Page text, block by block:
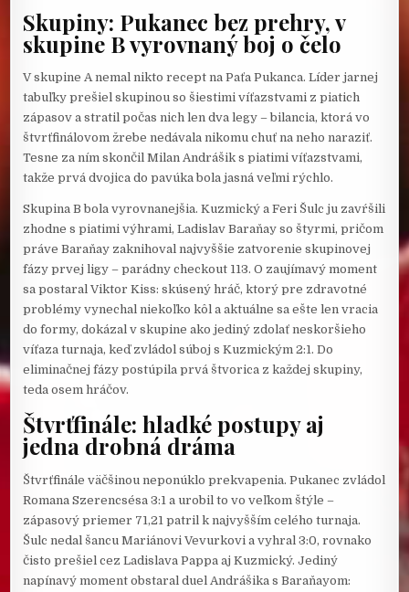
Skupiny: Pukanec bez prehry, v
skupine B vyrovnaný boj o čelo
V skupine A nemal nikto recept na Paťa Pukanca. Líder jarnej
tabuľky prešiel skupinou so šiestimi víťazstvami z piatich
zápasov a stratil počas nich len dva legy – bilancia, ktorá vo
štvrťfinálovom žrebe nedávala nikomu chuť na neho naraziť.
Tesne za ním skončil Milan Andrášik s piatimi víťazstvami,
takže prvá dvojica do pavúka bola jasná veľmi rýchlo.
Skupina B bola vyrovnanejšia. Kuzmický a Feri Šulc ju zavŕšili
zhodne s piatimi výhrami, Ladislav Baraňay so štyrmi, pričom
práve Baraňay zaknihoval najvyššie zatvorenie skupinovej
fázy prvej ligy – parádny checkout 113. O zaujímavý moment
sa postaral Viktor Kiss: skúsený hráč, ktorý pre zdravotné
problémy vynechal niekoľko kôl a aktuálne sa ešte len vracia
do formy, dokázal v skupine ako jediný zdolať neskoršieho
víťaza turnaja, keď zvládol súboj s Kuzmickým 2:1. Do
eliminačnej fázy postúpila prvá štvorica z každej skupiny,
teda osem hráčov.
Štvrťfinále: hladké postupy aj
jedna drobná dráma
Štvrťfinále väčšinou neponúklo prekvapenia. Pukanec zvládol
Romana Szerencsésa 3:1 a urobil to vo veľkom štýle –
zápasový priemer 71,21 patril k najvyšším celého turnaja.
Šulc nedal šancu Mariánovi Vevurkovi a vyhral 3:0, rovnako
čisto prešiel cez Ladislava Pappa aj Kuzmický. Jediný
napínavý moment obstaral duel Andrášika s Baraňayom: